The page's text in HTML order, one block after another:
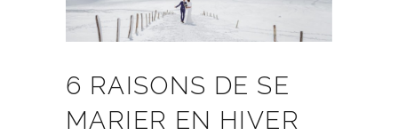
6 RAISONS DE SE
MARIER EN HIVER